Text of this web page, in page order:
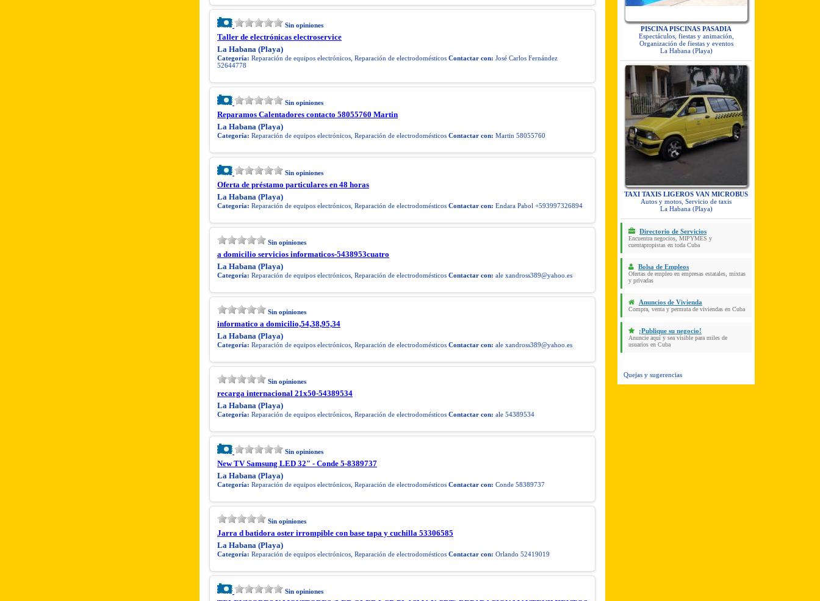
Sin opiniones
Taller de electrónicas electroservice
La Habana (Playa)
Categoría: Reparación de equipos electrónicos, Reparación de electrodomésticos Contactar con: José Carlos Fernández
52644778
Sin opiniones
Reparamos Calentadores contacto 58055760 Martin
La Habana (Playa)
Categoría: Reparación de equipos electrónicos, Reparación de electrodomésticos Contactar con: Martin 58055760
Sin opiniones
Oferta de préstamo particulares en 48 horas
La Habana (Playa)
Categoría: Reparación de equipos electrónicos, Reparación de electrodomésticos Contactar con: Endara Pabol +593997326894
Sin opiniones
a domicilio servicios informaticos-5438953cuatro
La Habana (Playa)
Categoría: Reparación de equipos electrónicos, Reparación de electrodomésticos Contactar con: ale xandross389@yahoo.es
Sin opiniones
informatico a domicilio,54,38,95,34
La Habana (Playa)
Categoría: Reparación de equipos electrónicos, Reparación de electrodomésticos Contactar con: ale xandross389@yahoo.es
Sin opiniones
recarga internacional 21x50-54389534
La Habana (Playa)
Categoría: Reparación de equipos electrónicos, Reparación de electrodomésticos Contactar con: ale 54389534
Sin opiniones
New TV Samsung LED 32" - Conde 5-8389737
La Habana (Playa)
Categoría: Reparación de equipos electrónicos, Reparación de electrodomésticos Contactar con: Conde 58389737
Sin opiniones
Jarra d batidora oster irrompible con base tapa y cuchilla 53306585
La Habana (Playa)
Categoría: Reparación de equipos electrónicos, Reparación de electrodomésticos Contactar con: Orlando 52419019
Sin opiniones
PISCINA PISCINAS PASADIA
Espectáculos, fiestas y animación,
Organización de fiestas y eventos
La Habana (Playa)
TAXI TAXIS LIGEROS VAN MICROBUS
Autos y motos, Servicio de taxis
La Habana (Playa)
Directorio de Servicios
Encuentra negocios, MIPYMES y
cuentapropistas en toda Cuba
Bolsa de Empleos
Ofertas de empleo en empresas estatales, mixtas
y privadas
Anuncios de Vivienda
Compra, venta y permuta de viviendas en Cuba
¡Publique su negocio!
Anuncie aquí y sea visible para miles de
usuarios en Cuba
Quejas y sugerencias